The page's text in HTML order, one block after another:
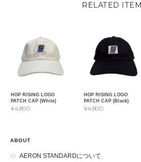
RELATED
HOP RISING LOGO
PATCH CAP (White)
¥4,800
HOP RISING LOGO
PATCH CAP (Black)
¥4,800
ABOUT
AERON STANDARDについて